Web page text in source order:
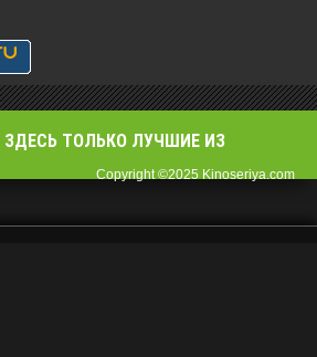
ТОЛЬКО ЛУЧШИЕ ИЗ
Copyright ©2025 Kinoseriya.com